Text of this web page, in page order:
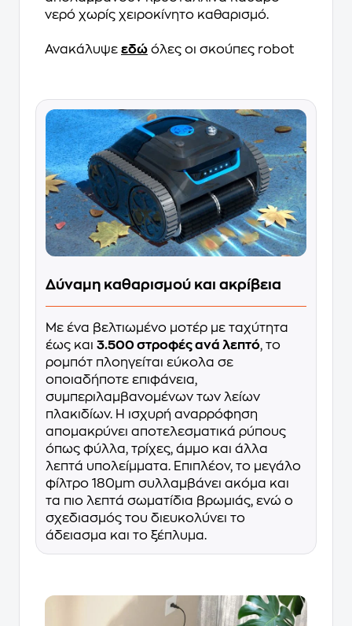
νερό χωρίς χειροκίνητο καθαρισμό.
Ανακάλυψε εδώ όλες οι σκούπες robot
Δύναμη καθαρισμού και ακρίβεια
Με ένα βελτιωμένο μοτέρ με ταχύτητα
έως και 3.500 στροφές ανά λεπτό, το
ρομπότ πλοηγείται εύκολα σε
οποιαδήποτε επιφάνεια,
συμπεριλαμβανομένων των λείων
πλακιδίων. Η ισχυρή αναρρόφηση
απομακρύνει αποτελεσματικά ρύπους
όπως φύλλα, τρίχες, άμμο και άλλα
λεπτά υπολείμματα. Επιπλέον, το μεγάλο
φίλτρο 180μm συλλαμβάνει ακόμα και
τα πιο λεπτά σωματίδια βρωμιάς, ενώ ο
σχεδιασμός του διευκολύνει το
άδειασμα και το ξέπλυμα.